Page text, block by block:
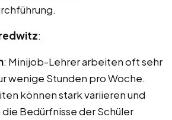
:
: Minijob-Lehrer arbeiten oft sehr
wenige Stunden pro Woche.
können stark variieren und
die Bedürfnisse der Schüler